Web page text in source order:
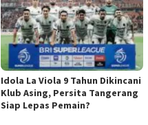
Idola La Viola 9 Tahun Dikincani
Klub Asing, Persita Tangerang
Siap Lepas Pemain?